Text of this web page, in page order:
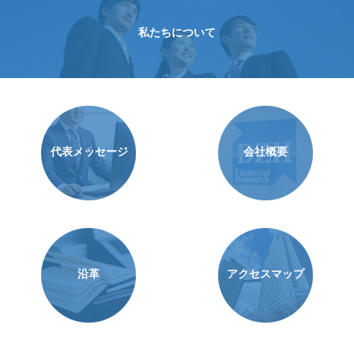
私たちについて
代表メッセージ 会社概要
沿革 アクセスマップ